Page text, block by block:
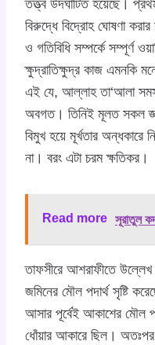
তত্ত্ব উদঘাটিত হয়েছে।
বিরুদ্ধে বিদ্রোহ ঘোষণা
ও গতিবিধি সম্পর্কে সম্পূর্ণ
ক্ষুদ্রাতিক্ষুদ্র কাজ এমনকি
এই যে, আল্লাহ তা‘আলা
অবগত। তিনিই মূলত সকল
বিমুখ হয়ে মূর্খতার অন্ধকারে
না। বরং এটা চরম ক্ষতিকর।
Read more সূরাতুল
তাফসীরে আশরাফীতে
জমিনের মৌল পদার্থ সৃষ্টি
আসার পূর্বেই আকাশের মৌল
ধোঁয়ার আকারে ছিল। অতঃপর